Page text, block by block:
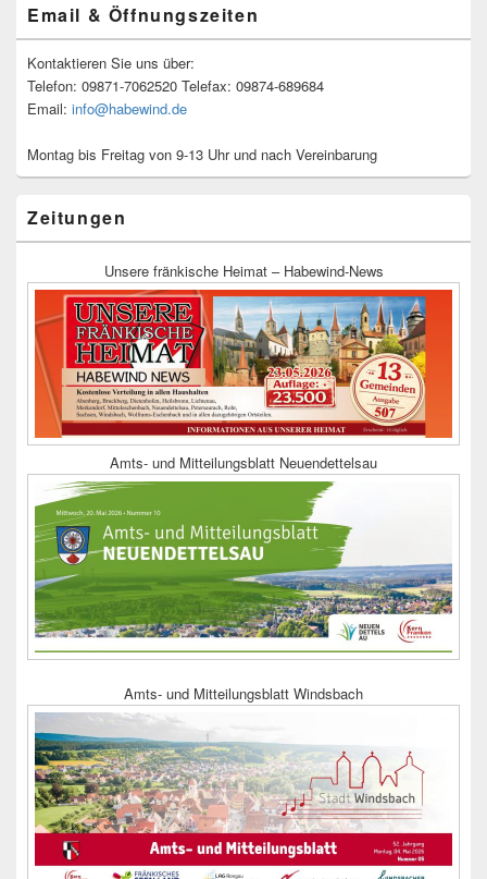
Email & Öffnungszeiten
Kontaktieren Sie uns über:
Telefon: 09871-7062520 Telefax: 09874-689684
Email: info@habewind.de
Montag bis Freitag von 9-13 Uhr und nach Vereinbarung
Zeitungen
Unsere fränkische Heimat – Habewind-News
Amts- und Mitteilungsblatt Neuendettelsau
Amts- und Mitteilungsblatt Windsbach